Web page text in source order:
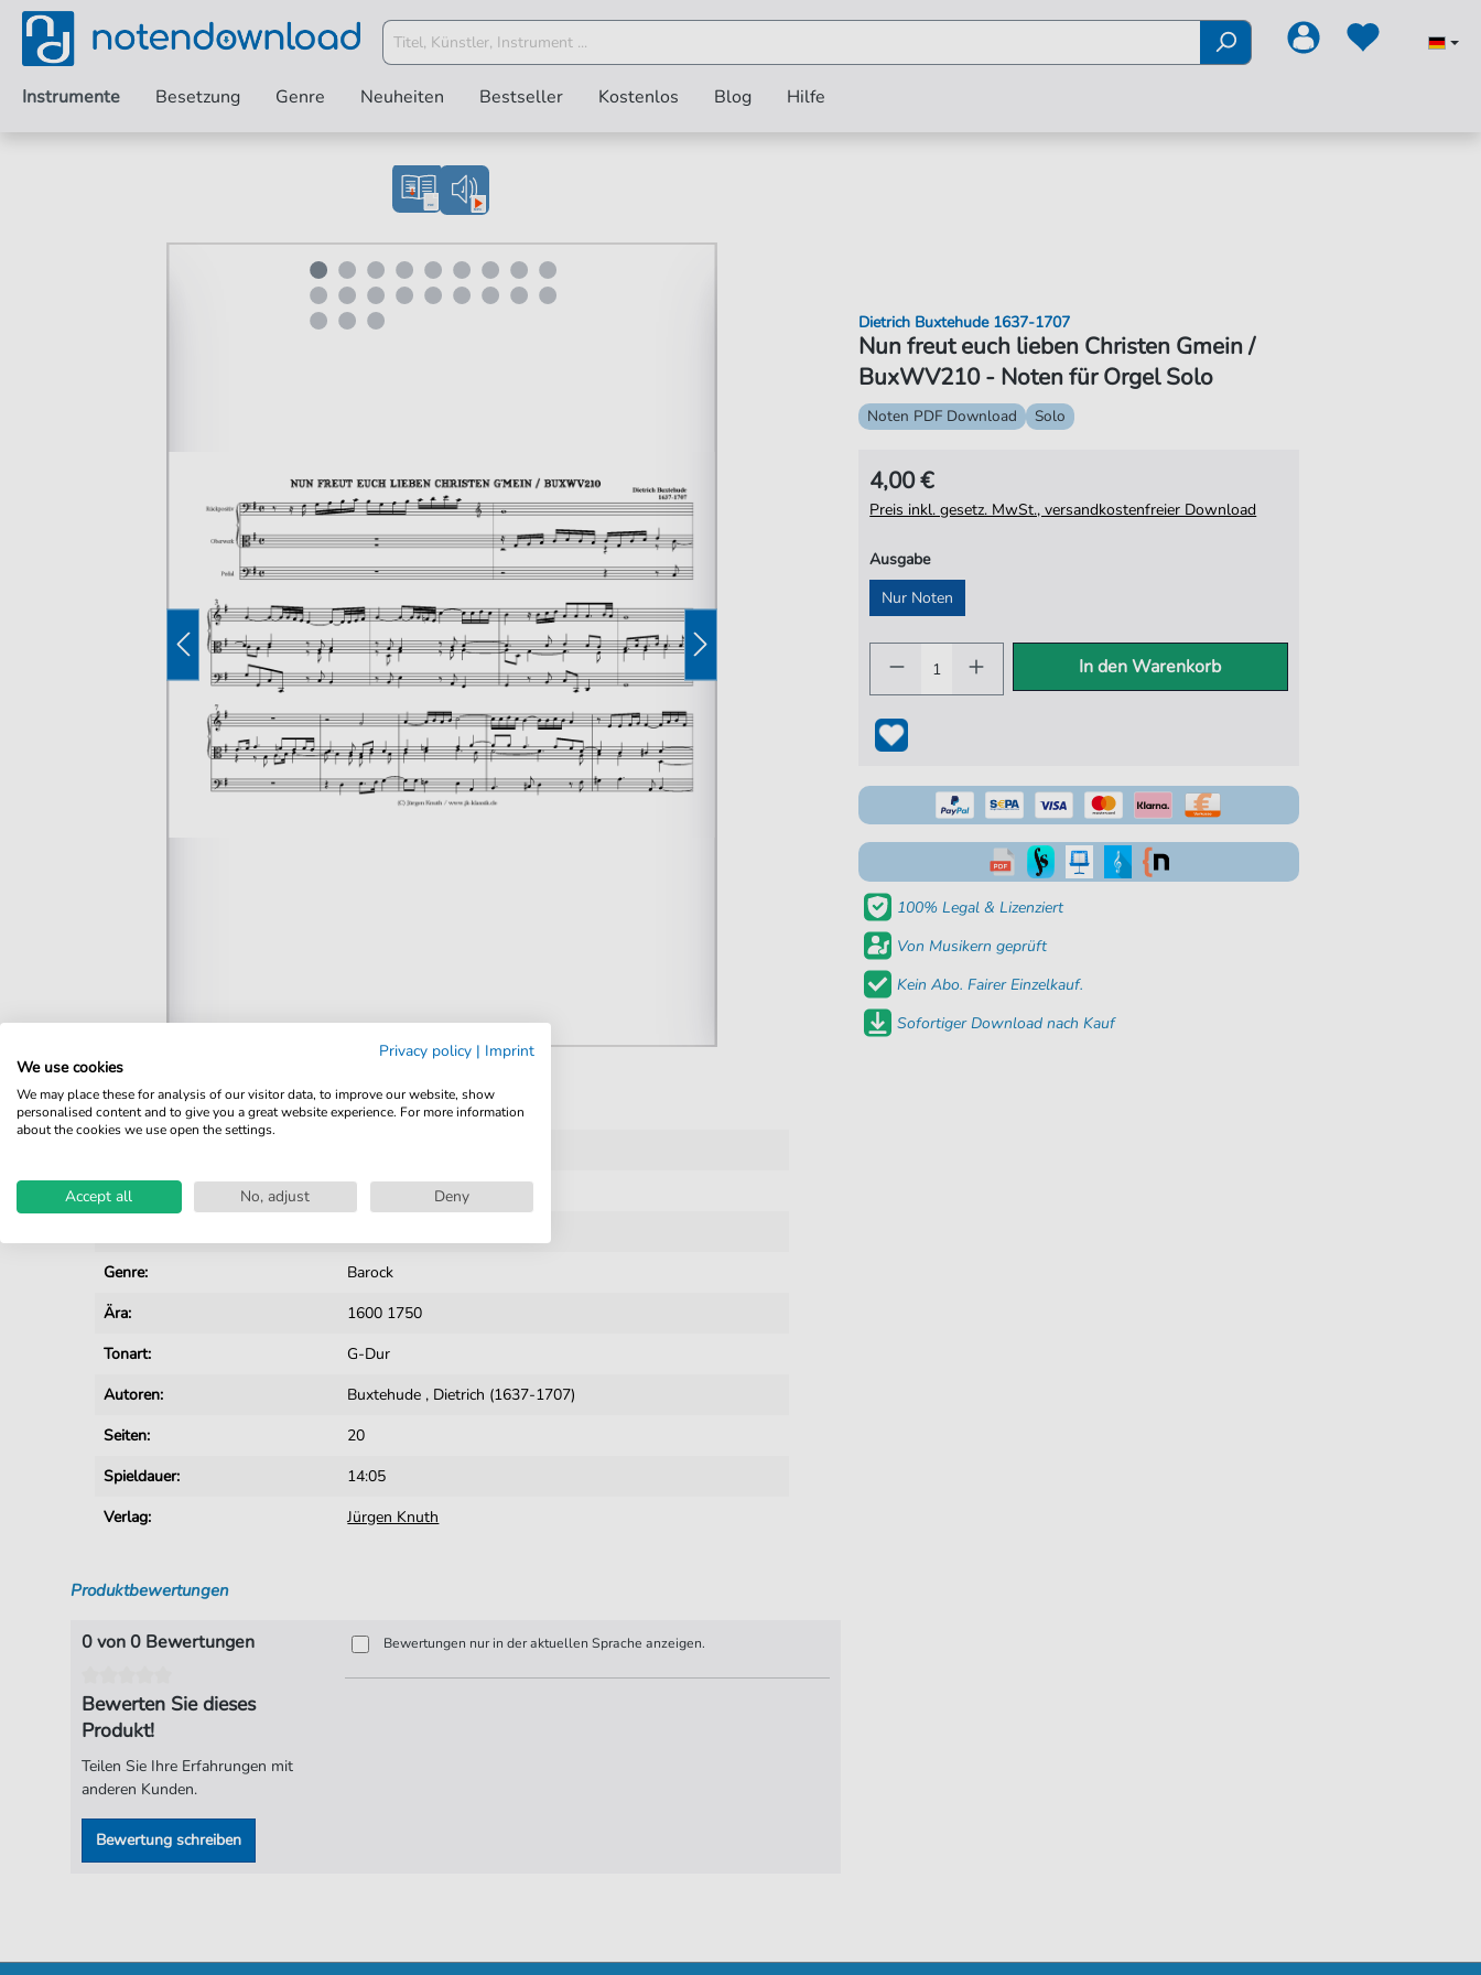
Instrumente Besetzung Genre Neuheiten Bestseller Kostenlos Blog Hilfe
Details
Arrangement:
Genre:
Barock
Ära:
1600 1750
Tonart:
G-Dur
Autoren:
Buxtehude , Dietrich (1637-1707)
Seiten:
20
Spieldauer:
14:05
Verlag:
Jürgen Knuth
Nun freut euch lieben Christen Gmein /
BuxWV210 - Noten für Orgel Solo
Dietrich Buxtehude 1637-1707
Noten PDF Download Solo
4,00 €
Preis inkl. gesetz. MwSt., versandkostenfreier Download
Ausgabe
Nur Noten
In den Warenkorb
100% Legal & Lizenziert
Von Musikern geprüft
Kein Abo. Fairer Einzelkauf.
Sofortiger Download nach Kauf
Produktbewertungen
0 von 0 Bewertungen
Bewerten Sie dieses
Produkt!
Teilen Sie Ihre Erfahrungen mit
anderen Kunden.
Bewertung schreiben
Bewertungen nur in der aktuellen Sprache anzeigen.
Privacy policy | Imprint
We use cookies
We may place these for analysis of our visitor data, to improve our website, show
personalised content and to give you a great website experience. For more information
about the cookies we use open the settings.
Accept all No, adjust Deny